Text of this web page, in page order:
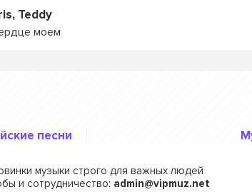
Teddy
моем
песни
музыки строго для важных людей
и сотрудничество: admin@vipmuz.net